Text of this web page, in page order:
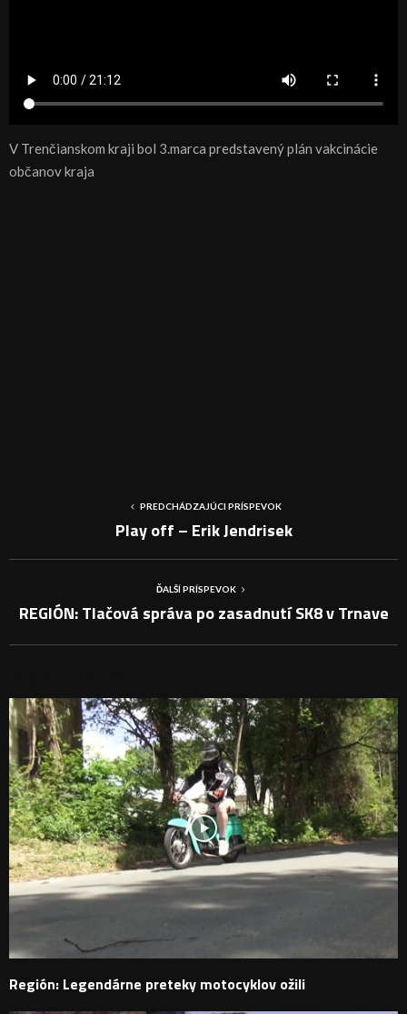
V Trenčianskom kraji bol 3.marca predstavený plán vakcinácie
občanov kraja
PREDCHÁDZAJÚCI PRÍSPEVOK
Play off – Erik Jendrisek
ĎALŠÍ PRÍSPEVOK
REGIÓN: Tlačová správa po zasadnutí SK8 v Trnave
Región: Legendárne preteky motocyklov ožili